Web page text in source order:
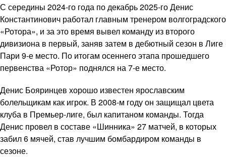
С середины 2024-го года по декабрь 2025-го Денис
Константинович работал главным тренером волгоградского
«Ротора», и за это время вывел команду из второго
дивизиона в первый, заняв затем в дебютный сезон в Лиге
Пари 9-е место. По итогам осеннего этапа прошедшего
первенства «Ротор» поднялся на 7-е место.
Денис Бояринцев хорошо известен ярославским
болельщикам как игрок. В 2008-м году он защищал цвета
клуба в Премьер-лиге, был капитаном команды. Тогда
Денис провел в составе «Шинника» 27 матчей, в которых
забил 6 мячей, став лучшим бомбардиром команды в
сезоне.